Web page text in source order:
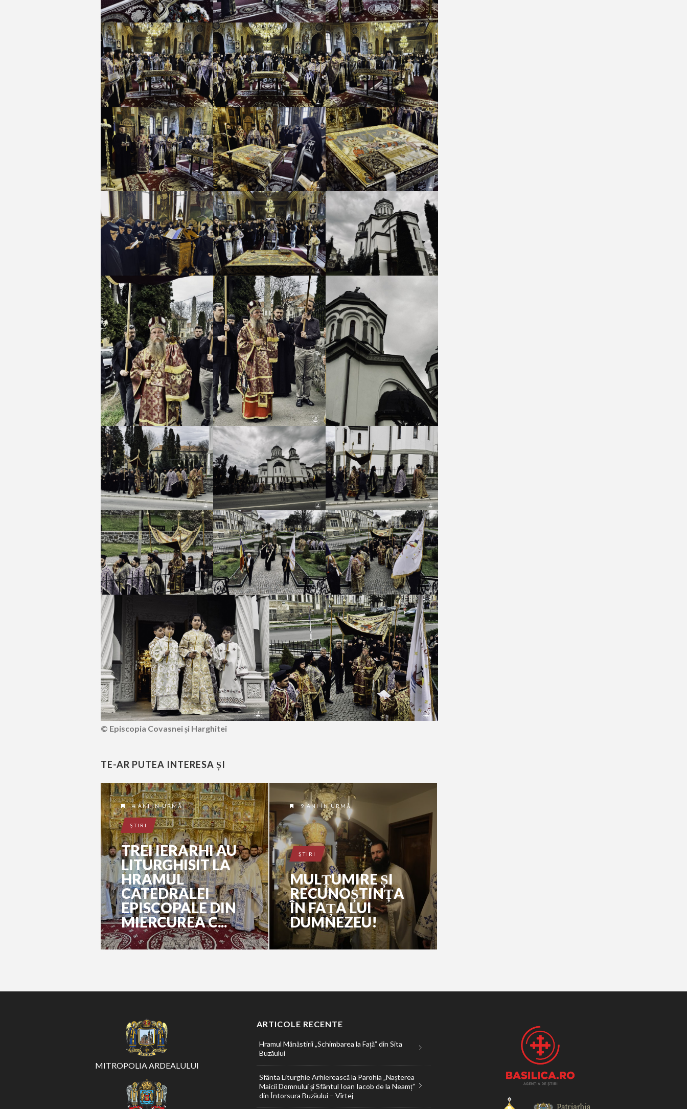
© Episcopia Covasnei și Harghitei
TE-AR PUTEA INTERESA ȘI
4 ANI ÎN URMĂ
ŞTIRI
TREI IERARHI AU
LITURGHISIT LA
HRAMUL
CATEDRALEI
EPISCOPALE DIN
MIERCUREA C...
9 ANI ÎN URMĂ
ŞTIRI
MULȚUMIRE ȘI
RECUNOȘTINȚA
ÎN FAȚA LUI
DUMNEZEU!
MITROPOLIA ARDEALULUI
ARTICOLE RECENTE
Hramul Mănăstirii „Schimbarea la Față” din Sita
Buzăului
Sfânta Liturghie Arhierească la Parohia „Nașterea
Maicii Domnului și Sfântul Ioan Iacob de la Neamț”
din Întorsura Buzăului – Vîrtej